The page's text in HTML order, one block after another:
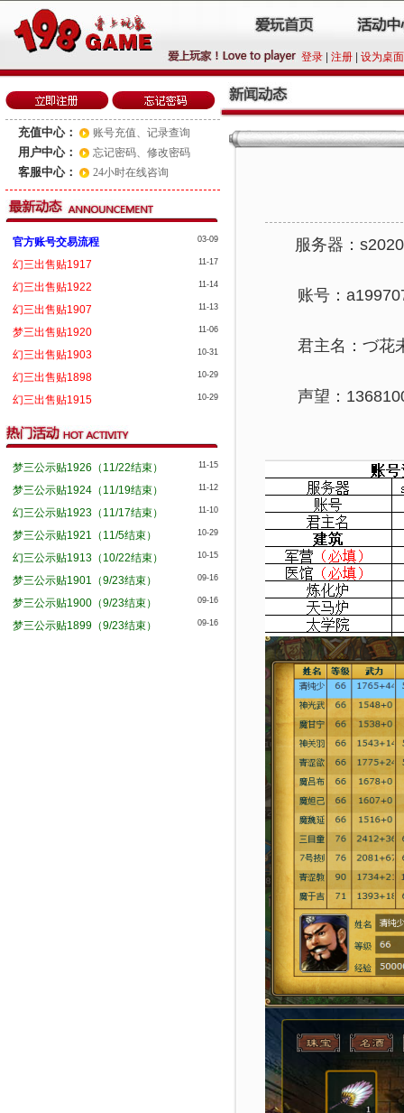
登录 注册 设为桌
充值中心： 账号充值、 记录查询
用户中心： 忘记密码、 修改密码
客服中心： 24小时在线咨询
03-09
官方账号交易流程
11-17
幻三出售贴1917
11-14
幻三出售贴1922
11-13
幻三出售贴1907
11-06
梦三出售贴1920
10-31
幻三出售贴1903
10-29
幻三出售贴1898
10-29
幻三出售贴1915
11-15
梦三公示贴1926（11/22结束）
11-12
梦三公示贴1924（11/19结束）
11-10
幻三公示贴1923（11/17结束）
10-29
梦三公示贴1921（11/5结束）
10-15
幻三公示贴1913（10/22结束）
09-16
梦三公示贴1901（9/23结束）
09-16
梦三公示贴1900（9/23结束）
09-16
梦三公示贴1899（9/23结束）
服务器：s2020
账号：
君主名：づ花
声望：